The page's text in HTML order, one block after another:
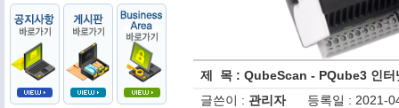
제 목 : QubeScan - PQube3 인터
글쓴이 : 관리자등록일 : 2021-